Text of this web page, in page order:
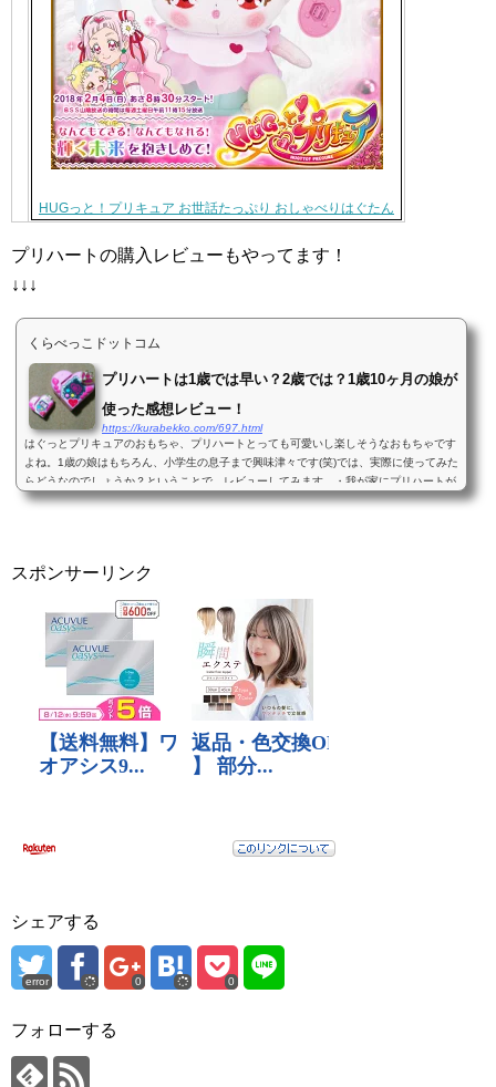
HUGっと！プリキュア お世話たっぷり おしゃべりはぐたん
プリハートの購入レビューもやってます！
↓↓↓
くらべっこドットコム
プリハートは1歳では早い？2歳では？1歳10ヶ月の娘が
使った感想レビュー！
https://kurabekko.com/697.html
はぐっとプリキュアのおもちゃ、プリハートとっても可愛いし楽しそうなおもちゃです
よね。1歳の娘はもちろん、小学生の息子まで興味津々です(笑)では、実際に使ってみた
らどうなのでしょうか？ということで、レビューしてみます。・我が家にプリハートが
やってきた・...
スポンサーリンク
シェアする
error 0 0
フォローする